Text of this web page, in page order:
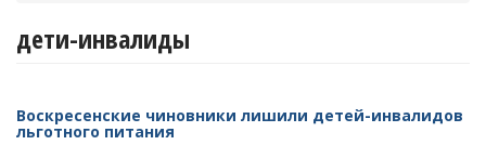
дети-инвалиды
Воскресенские чиновники лишили детей-инвалидов
льготного питания